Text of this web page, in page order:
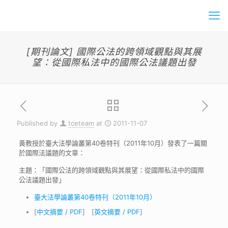
[期刊論文] 國際公法的跨領域觀點與其展
望：從國際私法中的國際公法議題出發
Published by tceteam at 2011-11-07
黃教授於臺大法學論叢第40卷特刊（2011年10月）發表了一篇關
於國際法議題的文章：
主題：「國際公法的跨領域觀點與其展望：從國際私法中的國際
公法議題出發」
臺大法學論叢第40卷特刊（2011年10月）
[中文摘要 / PDF] [英文摘要 / PDF]